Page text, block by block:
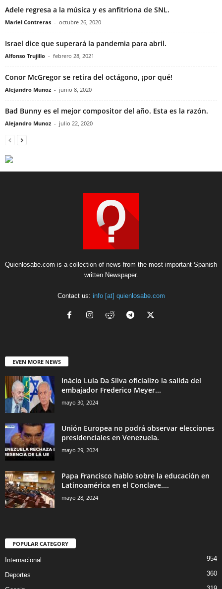
Adele regresa a la música y es anfitriona de SNL.
Mariel Contreras - octubre 26, 2020
Israel dice que superará la pandemia para abril.
Alfonso Trujillo - febrero 28, 2021
Conor McGregor se retira del octágono, ¡por qué!
Alejandro Munoz - junio 8, 2020
Bad Bunny es el mejor compositor del año. Esta es la razón.
Alejandro Munoz - julio 22, 2020
Quienlosabe.com is a collection of news from the most important Spanish
written Newspaper.
Contact us: info [at] quienlosabe.com
EVEN MORE NEWS
Inácio Lula Da Silva oficializo la salida del
embajador Frederico Meyer...
mayo 30, 2024
Unión Europea no podrá observar elecciones
presidenciales en Venezuela.
mayo 29, 2024
Papa Francisco hablo sobre la educación en
Latinoamérica en el Conclave....
mayo 28, 2024
POPULAR CATEGORY
Internacional 954
Deportes 360